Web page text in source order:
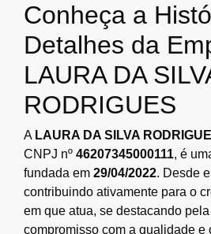
Conheça a
Detalhes da
LAURA DA
RODRIGUES
A LAURA DA SILVA
CNPJ nº 46207345000111, é
fundada em 29/04/2022. Desde
contribuindo ativamente para o
em que atua, se destacando
compromisso com a qualidade e